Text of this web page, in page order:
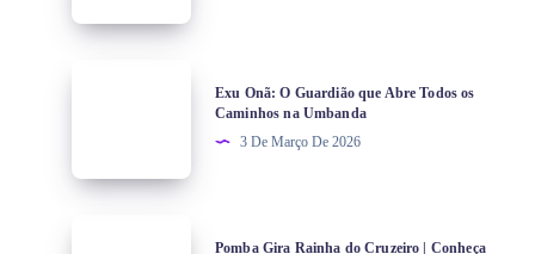
Exu Onã: O Guardião que Abre Todos os
Caminhos na Umbanda
3 De Março De 2026
Pomba Gira Rainha do Cruzeiro | Conheça